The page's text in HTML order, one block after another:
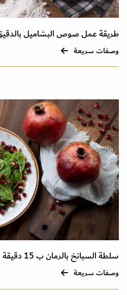
طريقة عمل صوص البشاميل
وصفات سريعة
سلطة السبانخ بالرمان ب 15 دقيقة
وصفات سريعة